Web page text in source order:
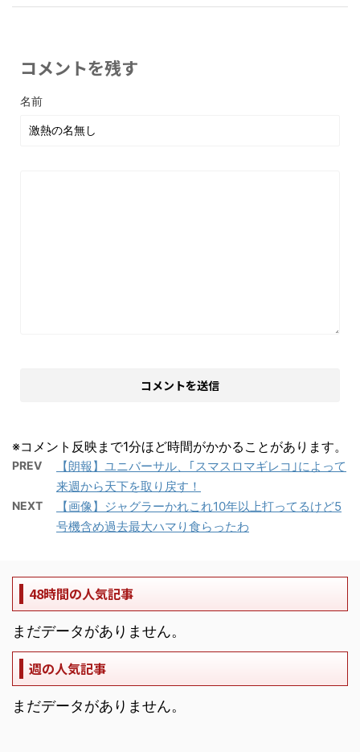
コメントを残す
名前
※コメント反映まで1分ほど時間がかかることがあります。
PREV
【朗報】ユニバーサル、｢スマスロマギレコ｣によって
来週から天下を取り戻す！
NEXT
【画像】ジャグラーかれこれ10年以上打ってるけど5
号機含め過去最大ハマり食らったわ
48時間の人気記事
まだデータがありません。
週の人気記事
まだデータがありません。